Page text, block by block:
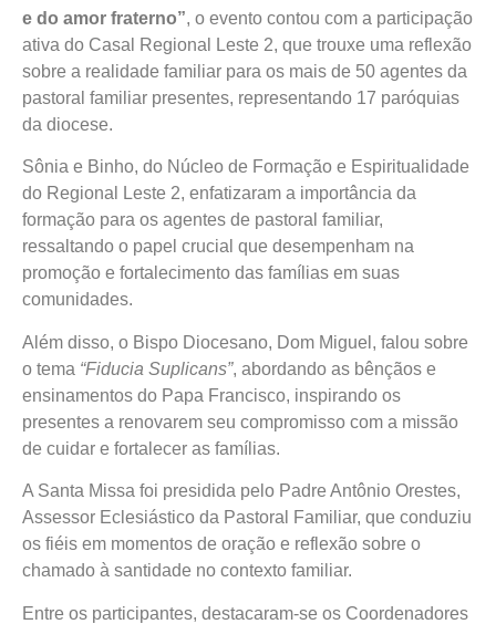
e do amor fraterno”, o evento contou com a participação
ativa do Casal Regional Leste 2, que trouxe uma reflexão
sobre a realidade familiar para os mais de 50 agentes da
pastoral familiar presentes, representando 17 paróquias
da diocese.
Sônia e Binho, do Núcleo de Formação e Espiritualidade
do Regional Leste 2, enfatizaram a importância da
formação para os agentes de pastoral familiar,
ressaltando o papel crucial que desempenham na
promoção e fortalecimento das famílias em suas
comunidades.
Além disso, o Bispo Diocesano, Dom Miguel, falou sobre
o tema “Fiducia Suplicans”, abordando as bênçãos e
ensinamentos do Papa Francisco, inspirando os
presentes a renovarem seu compromisso com a missão
de cuidar e fortalecer as famílias.
A Santa Missa foi presidida pelo Padre Antônio Orestes,
Assessor Eclesiástico da Pastoral Familiar, que conduziu
os fiéis em momentos de oração e reflexão sobre o
chamado à santidade no contexto familiar.
Entre os participantes, destacaram-se os Coordenadores